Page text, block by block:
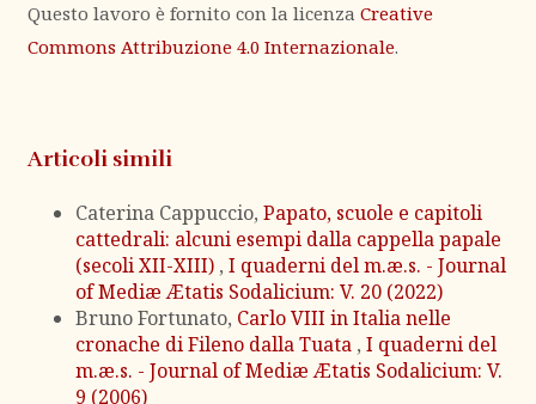
Questo lavoro è fornito con la licenza Creative
Commons Attribuzione 4.0 Internazionale.
Articoli simili
Caterina Cappuccio, Papato, scuole e capitoli
cattedrali: alcuni esempi dalla cappella papale
(secoli XII-XIII) , I quaderni del m.æ.s. - Journal
of Mediæ Ætatis Sodalicium: V. 20 (2022)
Bruno Fortunato, Carlo VIII in Italia nelle
cronache di Fileno dalla Tuata , I quaderni del
m.æ.s. - Journal of Mediæ Ætatis Sodalicium: V.
9 (2006)